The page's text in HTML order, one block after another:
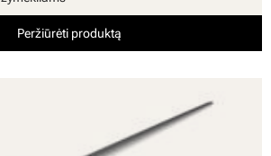
Peržiūrėti produktą